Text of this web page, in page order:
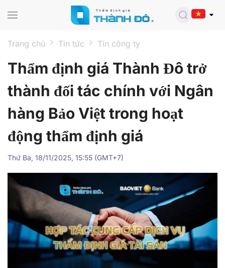
Trang chủ Tin tức Tin công ty
Thẩm định giá Thành Đô trở
thành đối tác chính với Ngân
hàng Bảo Việt trong hoạt
động thẩm định giá
Thứ Ba, 18/11/2025, 15:55 (GMT+7)